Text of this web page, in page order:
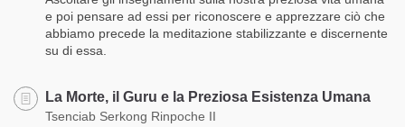
e poi pensare ad essi per riconoscere e apprezzare ciò che
abbiamo precede la meditazione stabilizzante e discernente
su di essa.
La Morte, il Guru e la Preziosa Esistenza Umana
Tsenciab Serkong Rinpoche II